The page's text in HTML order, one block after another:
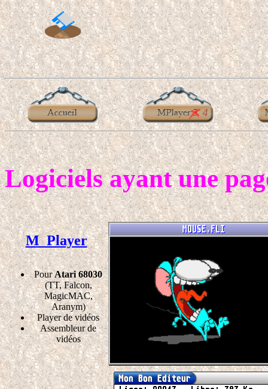
Logiciels ayant une
M_Player
PourAtari 68030
(TT, Falcon,
MagicMAC,
Aranym)
Player de vidéos
Assembleur de
vidéos